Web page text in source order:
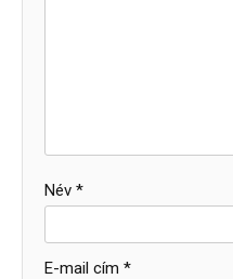
Név *
E-mail cím *